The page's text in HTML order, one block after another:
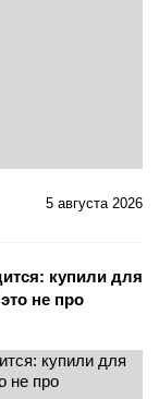
5 августа 2026
купили для
не про